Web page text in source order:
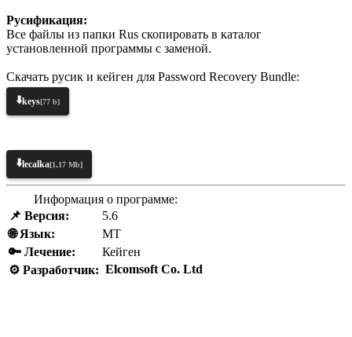
Русификация:
Все файлы из папки Rus скопировать в каталог
установленной программы с заменой.
Скачать русик и кейген для Password Recovery Bundle:
⬇️keys[77 b]
⬇️lecalka[1,17 Mb]
Информация о программе:
📌 Версия:
5.6
🌐 Язык:
MT
🔑 Лечение:
Кейген
⚙️ Разработчик: Elcomsoft Co. Ltd